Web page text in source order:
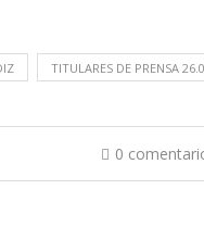
TITULARES DE PRENSA
0